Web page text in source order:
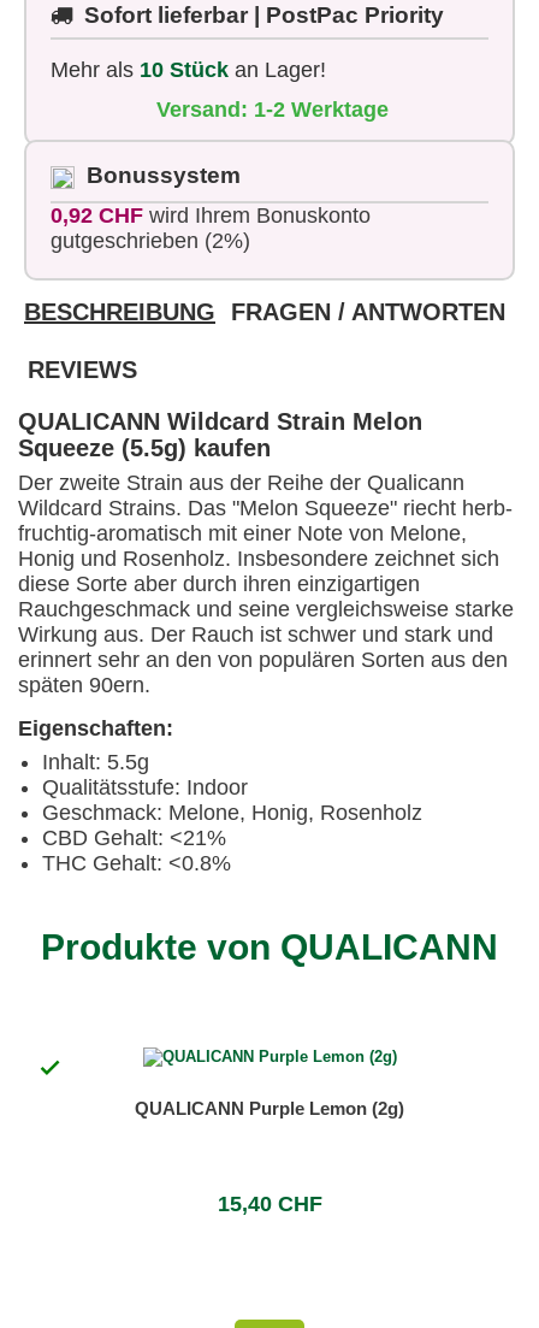
Sofort lieferbar | PostPac Priority
Mehr als 10 Stück an Lager!
Versand: 1-2 Werktage
Bonussystem
0,92 CHF wird Ihrem Bonuskonto
gutgeschrieben (2%)
BESCHREIBUNG FRAGEN / ANTWORTEN
REVIEWS
QUALICANN Wildcard Strain Melon
Squeeze (5.5g) kaufen
Der zweite Strain aus der Reihe der Qualicann
Wildcard Strains. Das "Melon Squeeze" riecht herb-
fruchtig-aromatisch mit einer Note von Melone,
Honig und Rosenholz. Insbesondere zeichnet sich
diese Sorte aber durch ihren einzigartigen
Rauchgeschmack und seine vergleichsweise starke
Wirkung aus. Der Rauch ist schwer und stark und
erinnert sehr an den von populären Sorten aus den
späten 90ern.
Eigenschaften:
Inhalt: 5.5g
Qualitätsstufe: Indoor
Geschmack: Melone, Honig, Rosenholz
CBD Gehalt: <21%
THC Gehalt: <0.8%
Produkte von QUALICANN

QUALICANN Purple Lemon (2g)
15,40 CHF